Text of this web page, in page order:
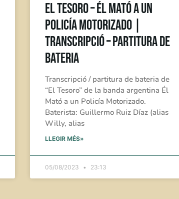
El Tesoro – Él Mató a un
Policía Motorizado |
Transcripció – Partitura de
Bateria
Transcripció / partitura de bateria de
“El Tesoro” de la banda argentina Él
Mató a un Policía Motorizado.
Baterista: Guillermo Ruiz Díaz (alias
Willy, alias
LLEGIR MÉS»
05/08/2023 23:13